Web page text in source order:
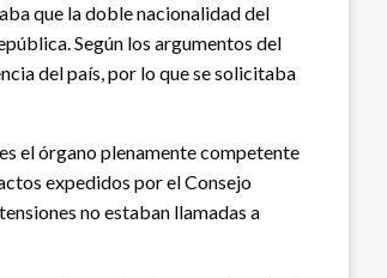
que la doble nacionalidad del
Según los argumentos del
del país, por lo que se solicitaba
el órgano plenamente competente
expedidos por el Consejo
no estaban llamadas a